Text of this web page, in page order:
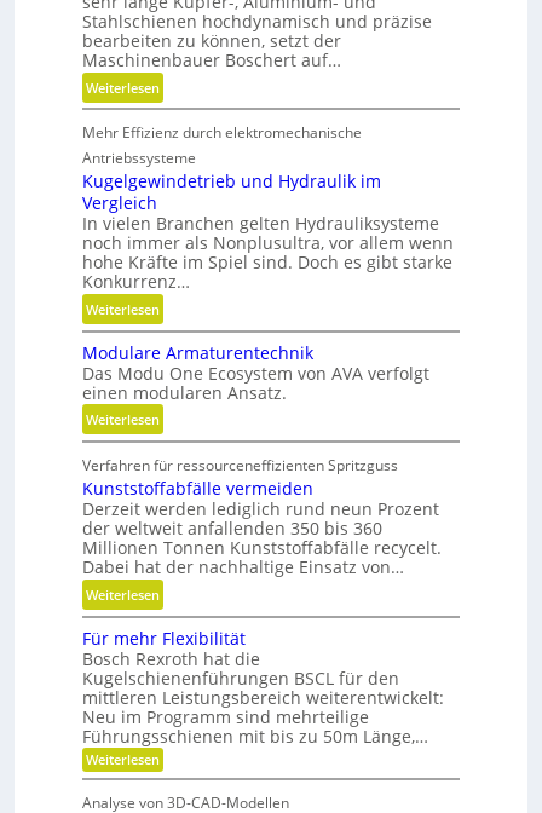
Stahlschienen hochdynamisch und präzise
bearbeiten zu können, setzt der
Maschinenbauer Boschert auf…
Weiterlesen:
M
e
h
r
l
e
x
i
b
i
l
i
t
ä
,
D
y
n
a
m
i
k
u
n
d
P
l
a
t
Mehr Effizienz durch elektromechanische
Antriebssysteme
Kugelgewindetrieb und Hydraulik im
Vergleich
In vielen Branchen gelten Hydrauliksysteme
noch immer als Nonplusultra, vor allem wenn
hohe Kräfte im Spiel sind. Doch es gibt starke
Konkurrenz…
Weiterlesen:
K
u
g
e
l
g
e
w
i
n
d
e
t
r
i
e
b
u
n
d
Modulare Armaturentechnik
Das Modu One Ecosystem von AVA verfolgt
einen modularen Ansatz.
Weiterlesen:
M
o
d
u
l
r
e
r
m
a
t
u
r
e
n
Verfahren für ressourceneffizienten Spritzguss
Kunststoffabfälle vermeiden
Derzeit werden lediglich rund neun Prozent
der weltweit anfallenden 350 bis 360
Millionen Tonnen Kunststoffabfälle recycelt.
Dabei hat der nachhaltige Einsatz von…
Weiterlesen:
K
u
n
s
t
s
t
o
f
Für mehr Flexibilität
Bosch Rexroth hat die
Kugelschienenführungen BSCL für den
mittleren Leistungsbereich weiterentwickelt:
Neu im Programm sind mehrteilige
Führungsschienen mit bis zu 50m Länge,…
Weiterlesen:
F
r
Analyse von 3D-CAD-Modellen